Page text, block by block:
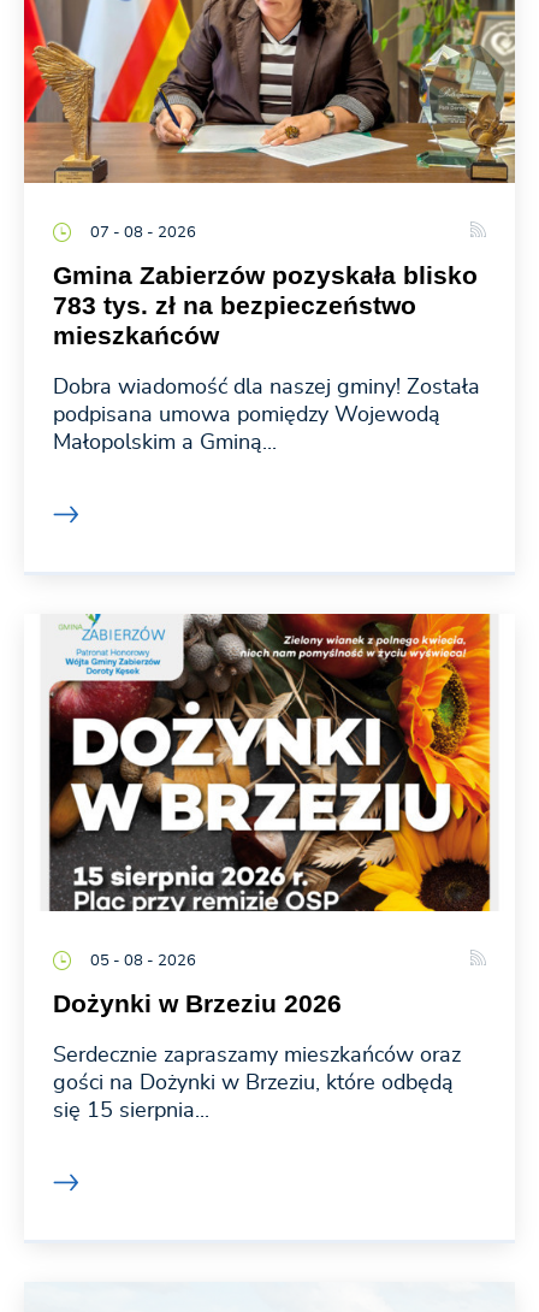
07 - 08 - 2026
Gmina Zabierzów pozyskała blisko
783 tys. zł na bezpieczeństwo
mieszkańców
Dobra wiadomość dla naszej gminy! Została
podpisana umowa pomiędzy Wojewodą
Małopolskim a Gminą...
05 - 08 - 2026
Dożynki w Brzeziu 2026
Serdecznie zapraszamy mieszkańców oraz
gości na Dożynki w Brzeziu, które odbędą
się 15 sierpnia...